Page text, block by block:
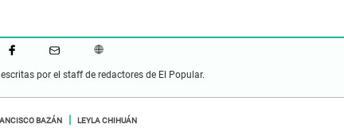
por el staff de redactores de El Popular.
BAZÁN LEYLA CHIHUÁN